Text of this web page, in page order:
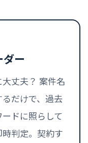
ー
丈夫？ 案件名
だけで、過去
ドに照らして
時判定。契約す